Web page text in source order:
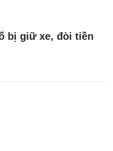
bị giữ xe, đòi tiền